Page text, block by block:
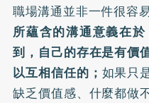
職場溝通並非一件很容
所蘊含的溝通意義在
到，自己的存在是有價
以互相信任的； 如果只
缺乏價值感、什麼都做